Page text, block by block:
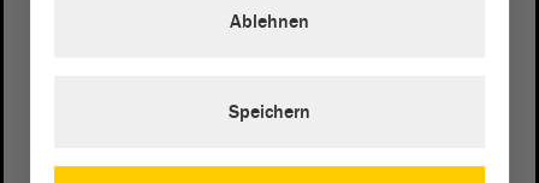
Ablehnen
Speichern